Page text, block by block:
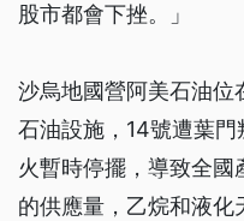
股市都會下挫。」
沙烏地國營阿美石油位
石油設施，14號遭葉
火暫時停擺，導致全國
的供應量，乙烷和液